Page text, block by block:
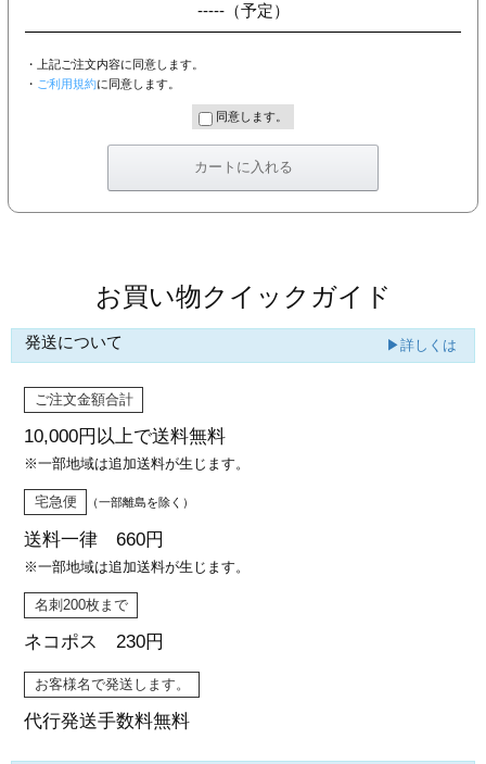
-----（予定）
・上記ご注文内容に同意します。
・ ご利用規約に同意します。
同意します。
お買い物クイックガイド
発送について ▶詳しくは
ご注文金額合計
10,000円以上で送料無料
※一部地域は追加送料が生じます。
宅急便 （一部離島を除く）
送料一律 660円
※一部地域は追加送料が生じます。
名刺200枚まで
ネコポス 230円
お客様名で発送します。
代行発送手数料無料